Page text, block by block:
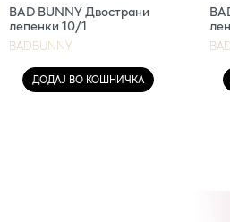
BAD BUNNY Двострани
лепенки 10/1
BADBUNNY
ДОДАЈ ВО КОШНИЧКА